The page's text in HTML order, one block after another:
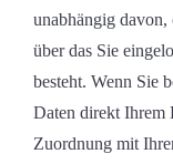
unabhängig
über das Sie
besteht. Wenn Sie
Daten direkt Ihrem
Zuordnung mit